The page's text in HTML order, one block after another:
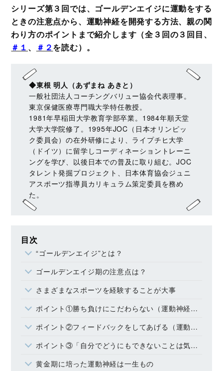
シリーズ第３回では、ゴールデンエイジに運動をする
ときの注意点から、運動神経を開発する方法、親の関
わり方のポイントまで紹介します（全３回の３回目、
＃１ 、 ＃２を読む）。
◆東根 明人（あずまね あきと）
一般社団法人コーチングバリュー協会代表理事。
東京保健医療専門職大学特任教授。
1981年早稲田大学教育学部卒業。1984年順天堂
大学大学院修了。1995年JOC（日本オリンピッ
ク委員会）の在外研修により、ライプチヒ大学
（ドイツ）に留学しコーディネーショントレーニ
ングを学び、以後日本での普及に取り組む。JOC
タレント発掘プロジェクト、日本体育協会ジュニ
アスポーツ指導員カリキュラム策定委員を務め
た。
目次
“ゴールデンエイジ”とは？
ゴールデンエイジ期の注意点は？
さまざまなスポーツを経験することが大事
ポイント①勝ち負けにこだわらない（運動神経を開発する親の関わり方）
ポイント②フィードバックをしてあげる（運動神経を開発する親の関わり方）
ポイント③「自分でどうにもできないことは気にしない」とアドバイス（運動神経を開発する親の関わり方）
黄金期に培った運動神経は一生もの